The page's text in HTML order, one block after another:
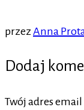
przez Anna
Dodaj
Twój adres